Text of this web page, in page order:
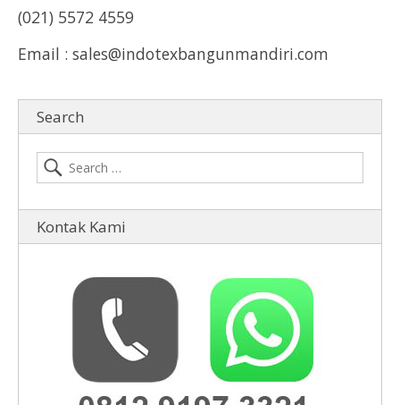
(021) 5572 4559
Email : sales@indotexbangunmandiri.com
Search
Kontak Kami